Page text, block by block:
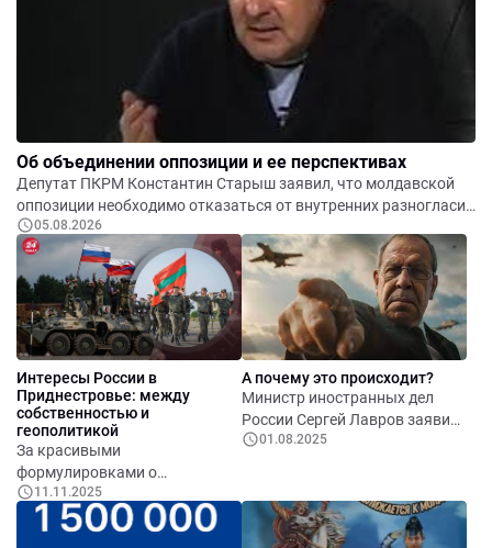
Об объединении оппозиции и ее перспективах
Депутат ПКРМ Константин Старыш заявил, что молдавской
оппозиции необходимо отказаться от внутренних разногласий
и сформировать единый фронт, если она рассчитывает
добиться смены власти.
05.08.2026
Интересы России в
Приднестровье: между
собственностью и
геополитикой
За красивыми
формулировками о
«миротворчестве» и «защите
граждан» скрывается
гибридная стратегия Кремля:
11.11.2025
А почему это происходит?
Министр иностранных дел
России Сергей Лавров заявил,
что Европа «почти полностью
становится, по сути,
бесконтрольной».
01.08.2025